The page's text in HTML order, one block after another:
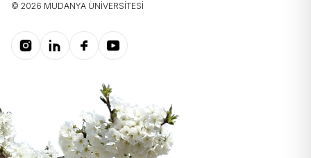
© 2026 MUDANYA ÜNIVERSITESI